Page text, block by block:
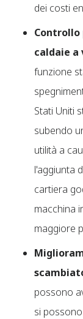
dei costi
Controllo
caldaie a
funzione
Stati Uniti
subendo
utilità a
l'aggiunta
cartiera
macchina
maggiore
possono
si